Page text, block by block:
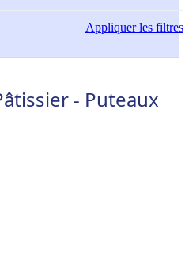
Appliquerles filtres
- Puteaux